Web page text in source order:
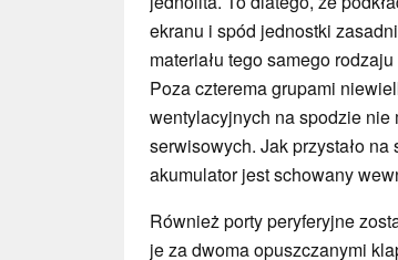
ekranu i spód jednostki
materiału tego samego
Poza czterema grupami
wentylacyjnych na spodzie nie
serwisowych. Jak przystało na
akumulator jest schowany
Również porty peryferyjne
je za dwoma opuszczanymi